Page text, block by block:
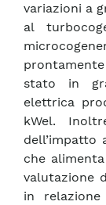
variazioni a
al
stato in
elettrica
kWel.
dell’impatto
che
valutazione
in